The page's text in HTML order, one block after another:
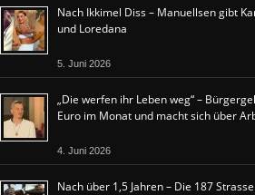
Nach Ikkimel Diss – Manuellsen gibt
und Loredana
5. Juni 2026
„Die werfen ihr Leben weg“ –
Euro im Monat und macht sich über
4. Juni 2026
Nach über 1,5 Jahren – Die 187